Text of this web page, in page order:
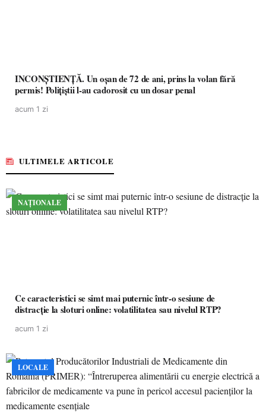
INCONȘTIENȚĂ. Un oșan de 72 de ani, prins la volan fără
permis! Polițiștii l-au cadorosit cu un dosar penal
acum 1 zi
ULTIMELE ARTICOLE
NAȚIONALE
Ce caracteristici se simt mai puternic într-o sesiune de
distracție la sloturi online: volatilitatea sau nivelul RTP?
acum 1 zi
LOCALE